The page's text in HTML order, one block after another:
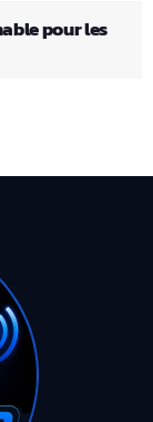
pour les